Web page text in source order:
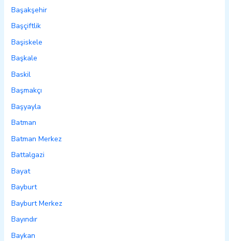
Başakşehir
Başçiftlik
Başiskele
Başkale
Baskil
Başmakçı
Başyayla
Batman
Batman Merkez
Battalgazi
Bayat
Bayburt
Bayburt Merkez
Bayındır
Baykan